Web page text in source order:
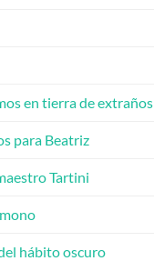
en tierra de extraños
para Beatriz
Tartini
hábito oscuro